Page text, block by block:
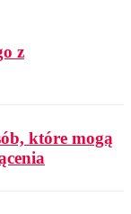
z
które mogą